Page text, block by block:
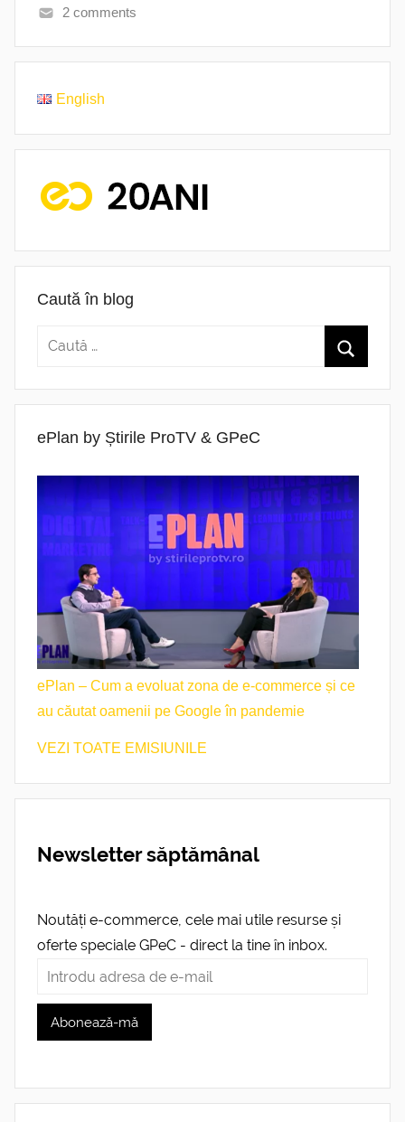
2 comments
English
Caută în blog
ePlan by Știrile ProTV & GPeC
ePlan – Cum a evoluat zona de e-commerce și ce
au căutat oamenii pe Google în pandemie
VEZI TOATE EMISIUNILE
Newsletter săptămânal
Noutăți e-commerce, cele mai utile resurse și
oferte speciale GPeC - direct la tine în inbox.